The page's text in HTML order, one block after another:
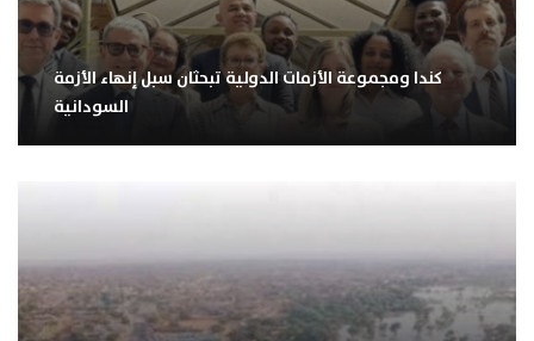
كندا ومجموعة الأزمات الدولية تبحثان سبل إنهاء الأزمة
السودانية